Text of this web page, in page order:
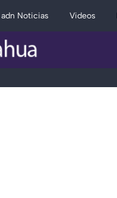
adn Noticias Videos